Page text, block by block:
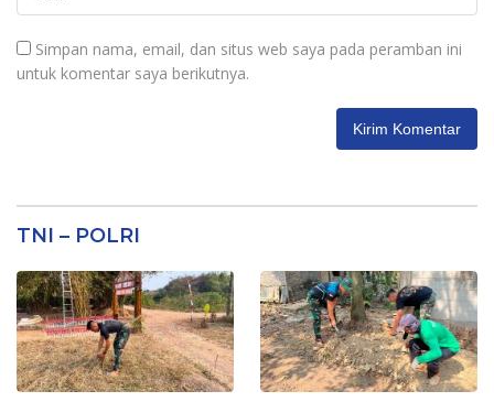
Simpan nama, email, dan situs web saya pada peramban ini
untuk komentar saya berikutnya.
TNI – POLRI